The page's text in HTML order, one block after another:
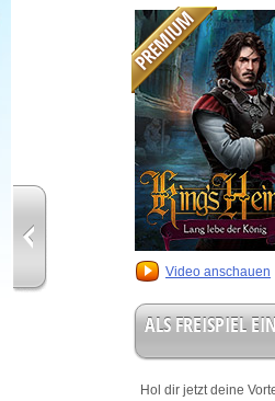
Video anschauen
ALS FREISPIEL
Hol dir jetzt deine